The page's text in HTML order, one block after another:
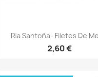
Vista rápida
Ria Santoña- Filetes De
2,60 €